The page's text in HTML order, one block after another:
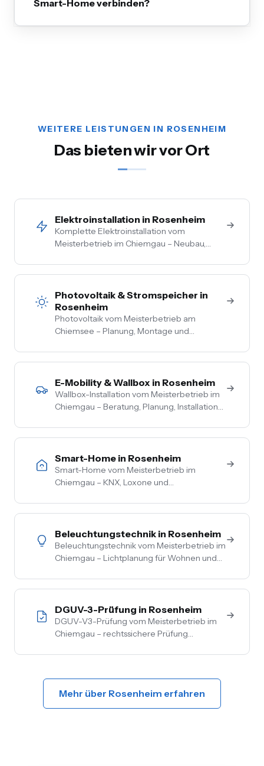
Smart-Home verbinden?
WEITERE LEISTUNGEN IN ROSENHEIM
Das bieten wir vor Ort
Elektroinstallation in Rosenheim
Komplette Elektroinstallation vom
Meisterbetrieb im Chiemgau – Neubau,
zur Steckdose aus einer Hand. Festpreis
Photovoltaik & Stromspeicher in
Rosenheim
Photovoltaik vom Meisterbetrieb am
Chiemsee – Planung, Montage und
Vor-Ort-Termin, Nullsteuer auf
E-Mobility & Wallbox in Rosenheim
Wallbox-Installation vom Meisterbetrieb im
Chiemgau – Beratung, Planung, Installation
Überschussladen, Lastmanagement,
Smart-Home in Rosenheim
Smart-Home vom Meisterbetrieb im
Chiemgau – KNX, Loxone und
Licht, Heizung, Beschattung und Sicherheit
Beleuchtungstechnik in Rosenheim
Beleuchtungstechnik vom Meisterbetrieb im
Chiemgau – Lichtplanung für Wohnen und
Akzentbeleuchtung. Auch mit Smart-
DGUV-3-Prüfung in Rosenheim
DGUV-V3-Prüfung vom Meisterbetrieb im
Chiemgau – rechtssichere Prüfung
Inkl. Mängelbehebung, digitale
Mehr über Rosenheim erfahren